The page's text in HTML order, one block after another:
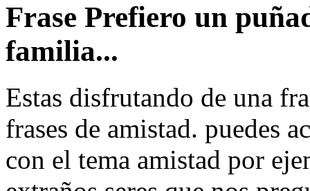
Frase Prefiero un
familia...
Estas disfrutando de una
frases de amistad. puedes
con el tema amistad por